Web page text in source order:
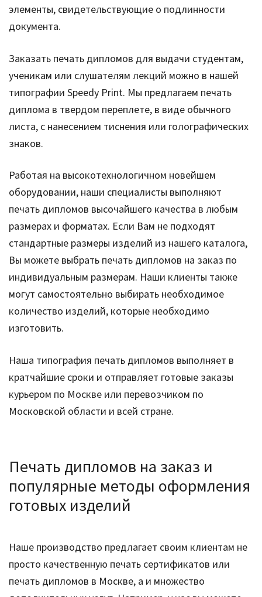
элементы, свидетельствующие о подлинности
документа.
Заказать печать дипломов для выдачи студентам,
ученикам или слушателям лекций можно в нашей
типографии Speedy Print. Мы предлагаем печать
диплома в твердом переплете, в виде обычного
листа, с нанесением тиснения или голографических
знаков.
Работая на высокотехнологичном новейшем
оборудовании, наши специалисты выполняют
печать дипломов высочайшего качества в любым
размерах и форматах. Если Вам не подходят
стандартные размеры изделий из нашего каталога,
Вы можете выбрать печать дипломов на заказ по
индивидуальным размерам. Наши клиенты также
могут самостоятельно выбирать необходимое
количество изделий, которые необходимо
изготовить.
Наша типография печать дипломов выполняет в
кратчайшие сроки и отправляет готовые заказы
курьером по Москве или перевозчиком по
Московской области и всей стране.
Печать дипломов на заказ и
популярные методы оформления
готовых изделий
Наше производство предлагает своим клиентам не
просто качественную печать сертификатов или
печать дипломов в Москве, а и множество